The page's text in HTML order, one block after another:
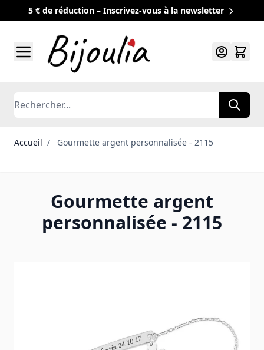
5 € de réduction – Inscrivez-vous à la newsletter
Rechercher
Accueil / Gourmette argent personnalisée - 2115
Gourmette argent
personnalisée - 2115